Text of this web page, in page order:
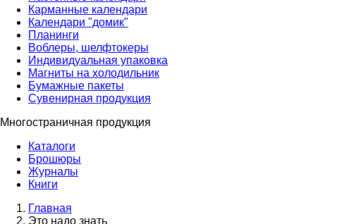
Карманные календари
Календари "домик"
Планинги
Воблеры, шелфтокеры
Индивидуальная упаковка
Магниты на холодильник
Бумажные пакеты
Сувенирная продукция
Многостраничная продукция
Каталоги
Брошюры
Журналы
Книги
Главная
Это надо знать